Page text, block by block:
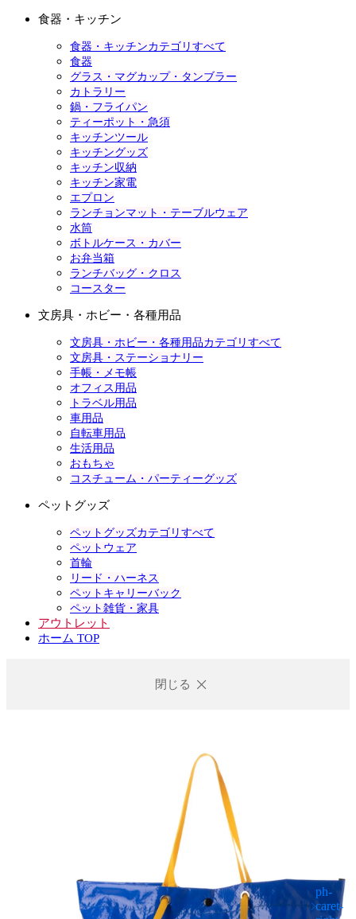
食器・キッチン
食器・キッチンカテゴリすべて
食器
グラス・マグカップ・タンブラー
カトラリー
鍋・フライパン
ティーポット・急須
キッチンツール
キッチングッズ
キッチン収納
キッチン家電
エプロン
ランチョンマット・テーブルウェア
水筒
ボトルケース・カバー
お弁当箱
ランチバッグ・クロス
コースター
文房具・ホビー・各種用品
文房具・ホビー・各種用品カテゴリすべて
文房具・ステーショナリー
手帳・メモ帳
オフィス用品
トラベル用品
車用品
自転車用品
生活用品
おもちゃ
コスチューム・パーティーグッズ
ペットグッズ
ペットグッズカテゴリすべて
ペットウェア
首輪
リード・ハーネス
ペットキャリーバック
ペット雑貨・家具
アウトレット
ホーム TOP
閉じる